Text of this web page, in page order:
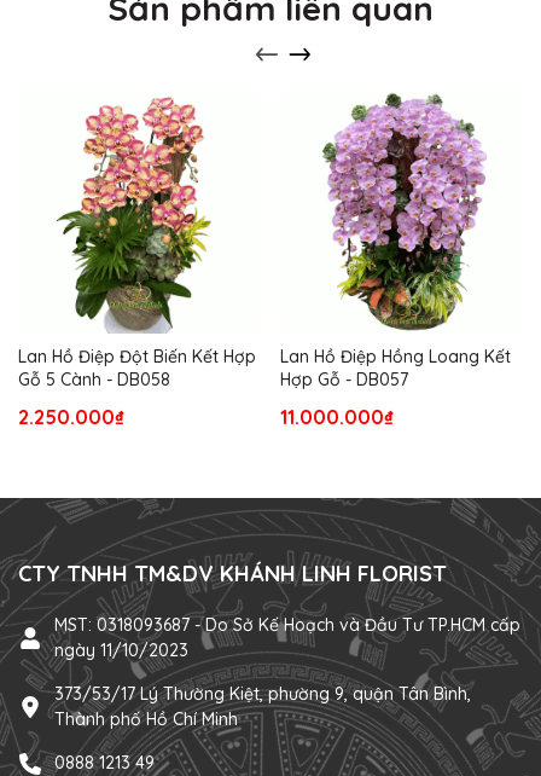
Lan Hồ Điệp Đột Biến Kết Hợp
Gỗ 5 Cành - DB058
2.250.000₫
Lan Hồ Điệp Hồng Loang Kết
Hợp Gỗ - DB057
11.000.000₫
CTY TNHH TM&DV KHÁNH LINH FLORIST
MST: 0318093687 - Do Sở Kế Hoạch và Đầu Tư TP.HCM cấp
ngày 11/10/2023
373/53/17 Lý Thường Kiệt, phường 9, quận Tân Bình,
Thành phố Hồ Chí Minh
0888 1213 49